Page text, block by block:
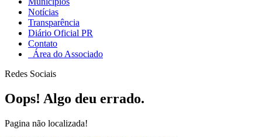
Notícias
Transparência
Diário Oficial PR
Contato
Área do Associado
Redes Sociais
Oops! Algo deu errado.
Pagina não localizada!